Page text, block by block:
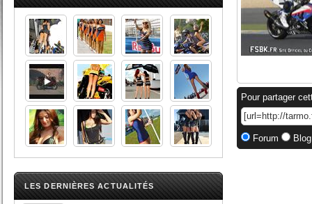
LES DERNIÈRES ACTUALITÉS
Pour partager
Forum